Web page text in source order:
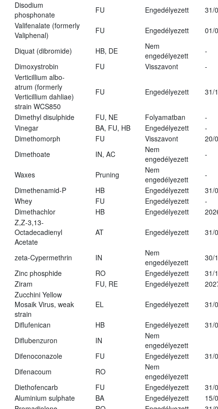
Disodium
phosphonate
FU Engedélyezett
31/
Valifenalate (formerly
Valiphenal)
FU Engedélyezett 01/
Diquat (dibromide) HB, DE
Nem
engedélyezett
-
Dimoxystrobin
FU Visszavont
-
Verticillium albo-
atrum (formerly
Verticillium dahliae)
strain WCS850
FU Engedélyezett 31/
Dimethyl disulphide FU, NE Folyamatban
-
Vinegar
BA, FU, HB Engedélyezett
-
Dimethomorph
FU Visszavont
20/
Dimethoate
IN, AC
Nem
engedélyezett
-
Waxes Pruning
Nem
engedélyezett
-
Dimethenamid-P
HB Engedélyezett
31/
Whey
FU Engedélyezett
-
Dimethachlor
HB Engedélyezett
Z,Z-3,13-
Octadecadienyl
Acetate
AT Engedélyezett 31/
zeta-Cypermethrin IN
Nem
engedélyezett
30/
Zinc phosphide
RO Engedélyezett
31/
Ziram
FU, RE Engedélyezett
Zucchini Yellow
Mosaik Virus, weak
strain
EL Engedélyezett 31/
Diflufenican HB Engedélyezett
31/
Diflubenzuron
IN
Nem
engedélyezett
Difenoconazole
FU Engedélyezett
31/
Difenacoum
RO
Nem
engedélyezett
Diethofencarb
FU Engedélyezett
31/
Aluminium sulphate
BA Engedélyezett
15/